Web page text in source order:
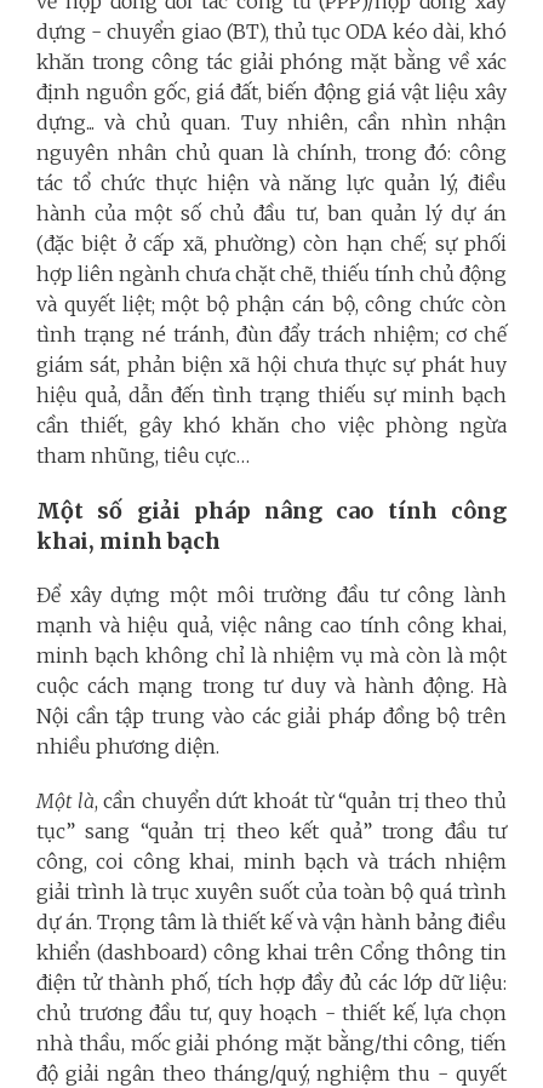
dựng - chuyển giao (BT), thủ tục ODA kéo dài, khó
khăn trong công tác giải phóng mặt bằng về xác
định nguồn gốc, giá đất, biến động giá vật liệu xây
dựng... và chủ quan. Tuy nhiên, cần nhìn nhận
nguyên nhân chủ quan là chính, trong đó: công
tác tổ chức thực hiện và năng lực quản lý, điều
hành của một số chủ đầu tư, ban quản lý dự án
(đặc biệt ở cấp xã, phường) còn hạn chế; sự phối
hợp liên ngành chưa chặt chẽ, thiếu tính chủ động
và quyết liệt; một bộ phận cán bộ, công chức còn
tình trạng né tránh, đùn đẩy trách nhiệm; cơ chế
giám sát, phản biện xã hội chưa thực sự phát huy
hiệu quả, dẫn đến tình trạng thiếu sự minh bạch
cần thiết, gây khó khăn cho việc phòng ngừa
tham nhũng, tiêu cực…
Một số giải pháp nâng cao tính công
khai, minh bạch
Để xây dựng một môi trường đầu tư công lành
mạnh và hiệu quả, việc nâng cao tính công khai,
minh bạch không chỉ là nhiệm vụ mà còn là một
cuộc cách mạng trong tư duy và hành động. Hà
Nội cần tập trung vào các giải pháp đồng bộ trên
nhiều phương diện.
Một là, cần chuyển dứt khoát từ “quản trị theo thủ
tục” sang “quản trị theo kết quả” trong đầu tư
công, coi công khai, minh bạch và trách nhiệm
giải trình là trục xuyên suốt của toàn bộ quá trình
dự án. Trọng tâm là thiết kế và vận hành bảng điều
khiển (dashboard) công khai trên Cổng thông tin
điện tử thành phố, tích hợp đầy đủ các lớp dữ liệu:
chủ trương đầu tư, quy hoạch - thiết kế, lựa chọn
nhà thầu, mốc giải phóng mặt bằng/thi công, tiến
độ giải ngân theo tháng/quý, nghiệm thu - quyết